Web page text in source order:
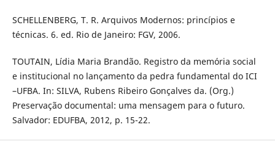
SCHELLENBERG, T. R. Arquivos Modernos: princípios e
técnicas. 6. ed. Rio de Janeiro: FGV, 2006.
TOUTAIN, Lídia Maria Brandão. Registro da memória social
e institucional no lançamento da pedra fundamental do ICI
–UFBA. In: SILVA, Rubens Ribeiro Gonçalves da. (Org.)
Preservação documental: uma mensagem para o futuro.
Salvador: EDUFBA, 2012, p. 15-22.